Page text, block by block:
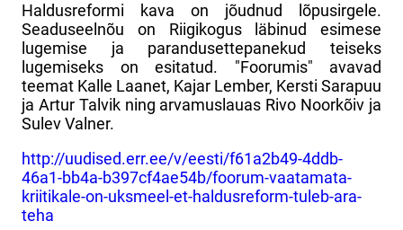
Haldusreformi kava on jõudnud lõpusirgele.
Seaduseelnõu on Riigikogus läbinud esimese
lugemise ja parandusettepanekud teiseks
lugemiseks on esitatud. "Foorumis" avavad
teemat Kalle Laanet, Kajar Lember, Kersti Sarapuu
ja Artur Talvik ning arvamuslauas Rivo Noorkõiv ja
Sulev Valner.
http://uudised.err.ee/v/eesti/f61a2b49-4ddb-
46a1-bb4a-b397cf4ae54b/foorum-vaatamata-
kriitikale-on-uksmeel-et-haldusreform-tuleb-ara-
teha